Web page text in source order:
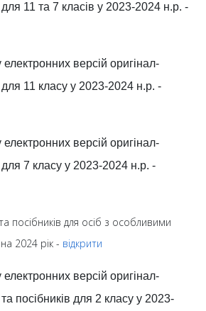
для 11 та 7 класів у 2023-2024 н.р. -
версій оригінал-
для 11 класу у 2023-2024 н.р. -
версій оригінал-
для 7 класу у 2023-2024 н.р. -
посібників для осіб з особливими
2024 рік - відкрити
версій оригінал-
та посібників для 2 класу у 2023-